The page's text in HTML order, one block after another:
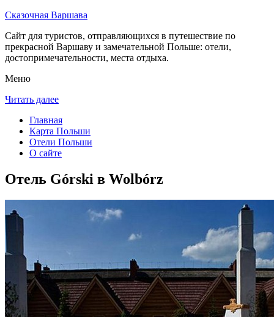
Сказочная Варшава
Сайт для туристов, отправляющихся в путешествие по
прекрасной Варшаву и замечательной Польше: отели,
достопримечательности, места отдыха.
Меню
Читать далее
Главная
Карта Польши
Отели Польши
О сайте
Отель Górski в Wolbórz